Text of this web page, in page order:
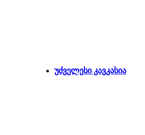
უძველესი კავკასია